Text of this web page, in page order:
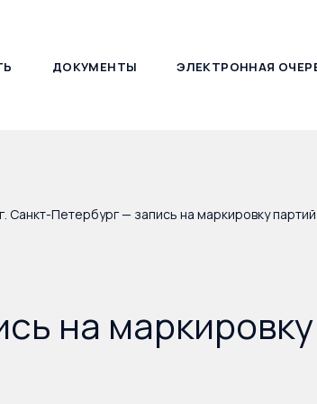
ДОКУМЕНТЫ ЭЛЕКТРОННАЯ
г. Санкт-Петербург — запись на маркировку
на